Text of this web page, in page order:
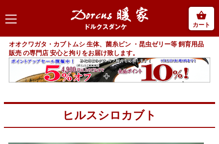
カート
オオクワガタ・カブトムシ 生体、菌糸ビン ・昆虫ゼリー等 飼育用品
販売 の専門店 安心と拘りをお届け致します。
ヒルスシロカブト